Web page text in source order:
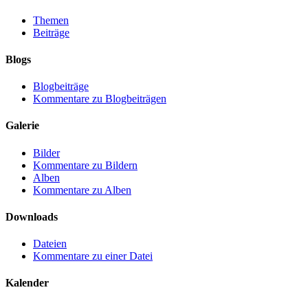
Themen
Beiträge
Blogs
Blogbeiträge
Kommentare zu Blogbeiträgen
Galerie
Bilder
Kommentare zu Bildern
Alben
Kommentare zu Alben
Downloads
Dateien
Kommentare zu einer Datei
Kalender